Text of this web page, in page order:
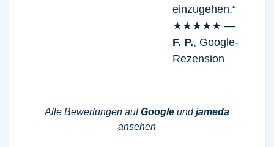
einzugehen.“
★★★★★ —
F. P., Google-
Rezension
Alle Bewertungen aufGoogle undjameda
ansehen